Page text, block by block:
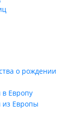
о рождении
в Европу
из Европы